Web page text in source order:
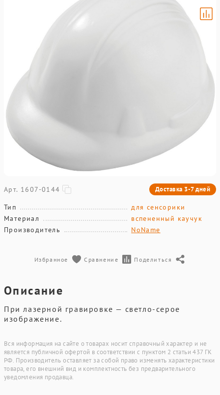
Арт. 1607-0144 Доставка 3-7 дней
Тип
для сенсорики
Материал
вспененный каучук
Производитель
NoName
Избранное Сравнение Поделиться
Описание
При лазерной гравировке — светло-серое
изображение.
Вся информация на сайте о товарах носит справочный характер и не
является публичной офертой в соответствии с пунктом 2 статьи 437 ГК
РФ. Производитель оставляет за собой право изменять характеристики
товара, его внешний вид и комплектность без предварительного
уведомления продавца.